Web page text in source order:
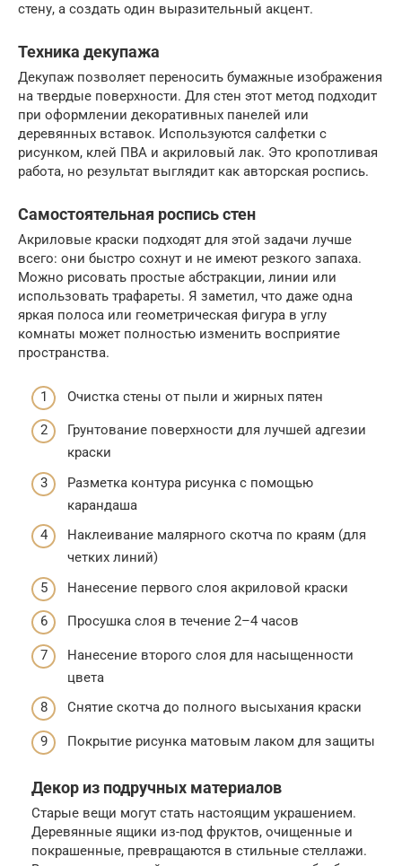
стену, а создать один выразительный акцент.
Техника декупажа
Декупаж позволяет переносить бумажные изображения
на твердые поверхности. Для стен этот метод подходит
при оформлении декоративных панелей или
деревянных вставок. Используются салфетки с
рисунком, клей ПВА и акриловый лак. Это кропотливая
работа, но результат выглядит как авторская роспись.
Самостоятельная роспись стен
Акриловые краски подходят для этой задачи лучше
всего: они быстро сохнут и не имеют резкого запаха.
Можно рисовать простые абстракции, линии или
использовать трафареты. Я заметил, что даже одна
яркая полоса или геометрическая фигура в углу
комнаты может полностью изменить восприятие
пространства.
Очистка стены от пыли и жирных пятен
Грунтование поверхности для лучшей адгезии
краски
Разметка контура рисунка с помощью
карандаша
Наклеивание малярного скотча по краям (для
четких линий)
Нанесение первого слоя акриловой краски
Просушка слоя в течение 2–4 часов
Нанесение второго слоя для насыщенности
цвета
Снятие скотча до полного высыхания краски
Покрытие рисунка матовым лаком для защиты
Декор из подручных материалов
Старые вещи могут стать настоящим украшением.
Деревянные ящики из-под фруктов, очищенные и
покрашенные, превращаются в стильные стеллажи.